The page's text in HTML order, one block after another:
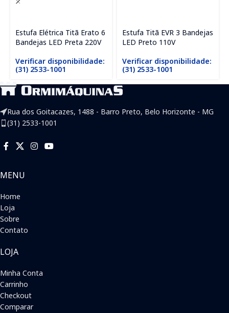
Estufa Elétrica Titã Erato 6
Bandejas LED Preta 220V
Verificar disponibilidade:
(31) 2533-1001
Estufa Titã EVR 3 Bandejas
LED Preto 110V
Verificar disponibilidade:
(31) 2533-1001
Rua dos Goitacazes, 1488 - Barro Preto, Belo Horizonte - MG
(31) 2533-1001
MENU
Home
Loja
Sobre
Contato
LOJA
Minha Conta
Carrinho
Checkout
Comparar